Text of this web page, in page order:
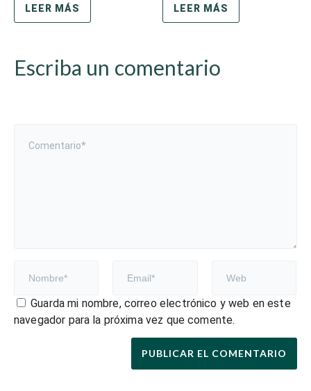
LEER MÁS LEER MÁS
Escriba un comentario
Guarda mi nombre, correo electrónico y web en este
navegador para la próxima vez que comente.